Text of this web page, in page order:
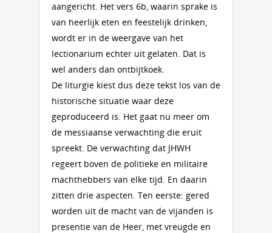
aangericht. Het vers 6b, waarin sprake is
van heerlijk eten en feestelijk drinken,
wordt er in de weergave van het
lectionarium echter uit gelaten. Dat is
wel anders dan ontbijtkoek.
De liturgie kiest dus deze tekst los van de
historische situatie waar deze
geproduceerd is. Het gaat nu meer om
de messiaanse verwachting die eruit
spreekt. De verwachting dat JHWH
regeert boven de politieke en militaire
machthebbers van elke tijd. En daarin
zitten drie aspecten. Ten eerste: gered
worden uit de macht van de vijanden is
presentie van de Heer, met vreugde en